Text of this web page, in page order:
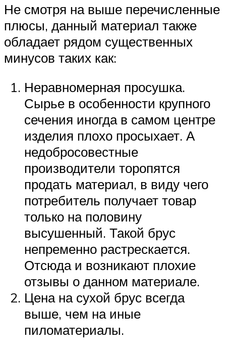
Не смотря на выше перечисленные
плюсы, данный материал также
обладает рядом существенных
минусов таких как:
Неравномерная просушка.
Сырье в особенности крупного
сечения иногда в самом центре
изделия плохо просыхает. А
недобросовестные
производители торопятся
продать материал, в виду чего
потребитель получает товар
только на половину
высушенный. Такой брус
непременно растрескается.
Отсюда и возникают плохие
отзывы о данном материале.
Цена на сухой брус всегда
выше, чем на иные
пиломатериалы.